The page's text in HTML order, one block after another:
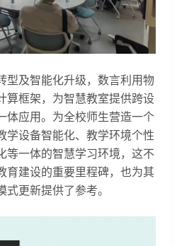
型及智能化升级，数言利用物
算框架，为智慧教室提供跨设
体应用。为全校师生营造一个
学设备智能化、教学环境个性
等一体的智慧学习环境，这不
育建设的重要里程碑，也为其
更新提供了参考。